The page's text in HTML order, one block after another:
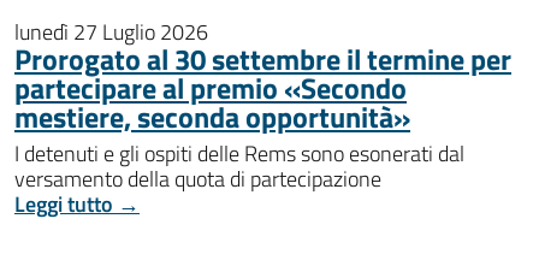
lunedì 27 Luglio 2026
Prorogato al 30 settembre il termine per
partecipare al premio «Secondo
mestiere, seconda opportunità»
I detenuti e gli ospiti delle Rems sono esonerati dal
versamento della quota di partecipazione
Leggi tutto →